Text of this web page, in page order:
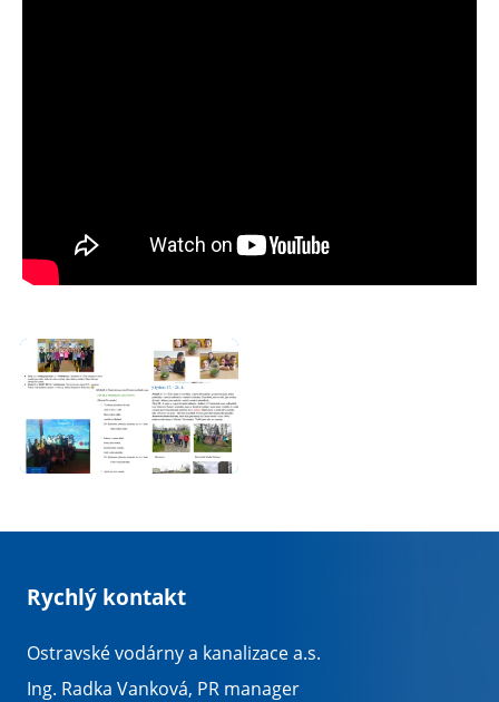
Rychlý kontakt
Ostravské vodárny a kanalizace a.s.
Ing. Radka Vanková, PR manager